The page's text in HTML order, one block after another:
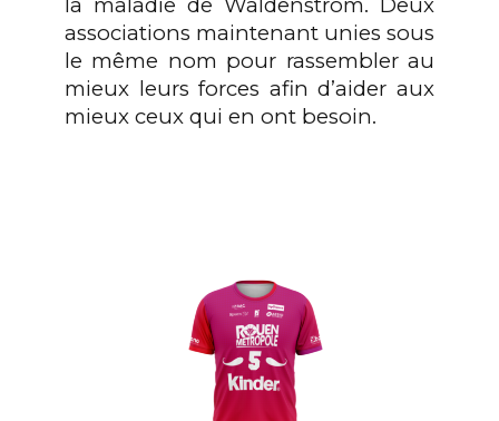
associations maintenant unies sous
le même nom pour rassembler au
mieux leurs forces afin d’aider aux
mieux ceux qui en ont besoin.